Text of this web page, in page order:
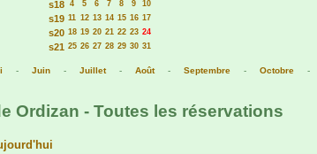
s18 4 5 6 7 8 9 10
s19 11 12 13 14 15 16 17
s20 18 19 20 21 22 23 24
s21 25 26 27 28 29 30 31
- Juin - Juillet- Août- Septembre - Octobre
Ordizan - Toutes les réservations